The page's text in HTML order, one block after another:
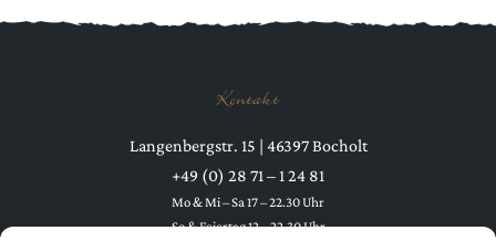
Kontakt
Langenbergstr. 15 | 46397 Bocholt
+49 (0) 28 71 – 1 24 81
Mo & Mi – Sa 17 – 22.30 Uhr
So & Feiertag 12 – 22.30 Uhr